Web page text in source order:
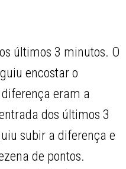
últimos 3 minutos. O
encostar o
eram a
dos últimos 3
subir a diferença e
de pontos.